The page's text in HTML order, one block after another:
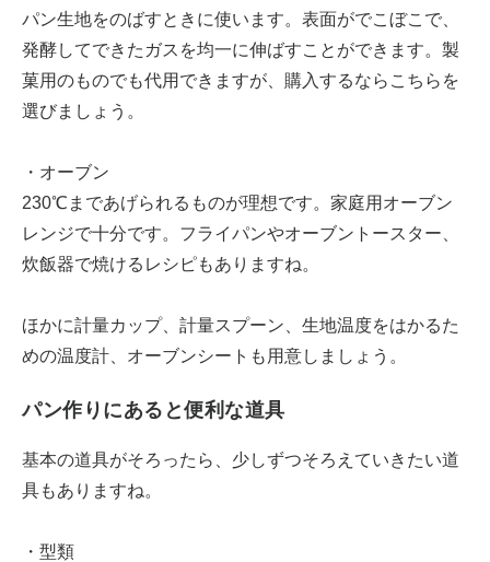
パン生地をのばすときに使います。表面がでこぼこで、
発酵してできたガスを均一に伸ばすことができます。製
菓用のものでも代用できますが、購入するならこちらを
選びましょう。
・オーブン
230℃まであげられるものが理想です。家庭用オーブン
レンジで十分です。フライパンやオーブントースター、
炊飯器で焼けるレシピもありますね。
ほかに計量カップ、計量スプーン、生地温度をはかるた
めの温度計、オーブンシートも用意しましょう。
パン作りにあると便利な道具
基本の道具がそろったら、少しずつそろえていきたい道
具もありますね。
・型類